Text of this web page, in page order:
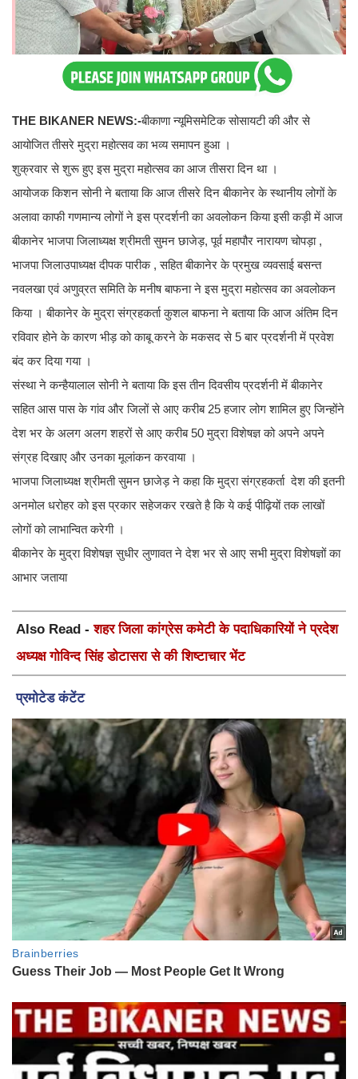
THE BIKANER NEWS:-बीकाणा न्यूमिसमेटिक सोसायटी की और से
आयोजित तीसरे मुद्रा महोत्सव का भव्य समापन हुआ ।
शुक्रवार से शुरू हुए इस मुद्रा महोत्सव का आज तीसरा दिन था ।
आयोजक किशन सोनी ने बताया कि आज तीसरे दिन बीकानेर के स्थानीय लोगों के
अलावा काफी गणमान्य लोगों ने इस प्रदर्शनी का अवलोकन किया इसी कड़ी में आज
बीकानेर भाजपा जिलाध्यक्ष श्रीमती सुमन छाजेड़, पूर्व महापौर नारायण चोपड़ा ,
भाजपा जिलाउपाध्यक्ष दीपक पारीक , सहित बीकानेर के प्रमुख व्यवसाई बसन्त
नवलखा एवं अणुव्रत समिति के मनीष बाफना ने इस मुद्रा महोत्सव का अवलोकन
किया । बीकानेर के मुद्रा संग्रहकर्ता कुशल बाफना ने बताया कि आज अंतिम दिन
रविवार होने के कारण भीड़ को काबू करने के मकसद से 5 बार प्रदर्शनी में प्रवेश
बंद कर दिया गया ।
संस्था ने कन्हैयालाल सोनी ने बताया कि इस तीन दिवसीय प्रदर्शनी में बीकानेर
सहित आस पास के गांव और जिलों से आए करीब 25 हजार लोग शामिल हुए जिन्होंने
देश भर के अलग अलग शहरों से आए करीब 50 मुद्रा विशेषज्ञ को अपने अपने
संग्रह दिखाए और उनका मूलांकन करवाया ।
भाजपा जिलाध्यक्ष श्रीमती सुमन छाजेड़ ने कहा कि मुद्रा संग्रहकर्ता देश की इतनी
अनमोल धरोहर को इस प्रकार सहेजकर रखते है कि ये कई पीढ़ियों तक लाखों
लोगों को लाभान्वित करेगी ।
बीकानेर के मुद्रा विशेषज्ञ सुधीर लुणावत ने देश भर से आए सभी मुद्रा विशेषज्ञों का
आभार जताया
Also Read -शहर जिला कांग्रेस कमेटी के पदाधिकारियों ने प्रदेश
अध्यक्ष गोविन्द सिंह डोटासरा से की शिष्टाचार भेंट